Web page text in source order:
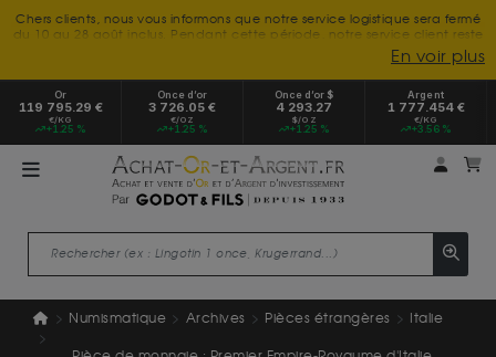
Chers clients, nous vous informons que notre service logistique sera fermé
du 10 au 28 août inclus. Pendant cette période, notre service client reste
à votre disposition tout l'été. Vous pouvez nous joindre du lundi au
vendredi, de 9h30 à 18h, pour toute demande d'information.
Nous vous remercions de votre compréhension et vous souhaitons un
excellent été.
En voir plus
Or
119 795.29 €
€/KG
+1.25 %
Once d’or
3 726.05 €
€/OZ
+1.25 %
Once d’or $
4 293.27
$/OZ
+1.25 %
Argent
1 777.454 €
€/KG
+3.56 %
Mon
Numismatique Archives Pièces étrangères Italie